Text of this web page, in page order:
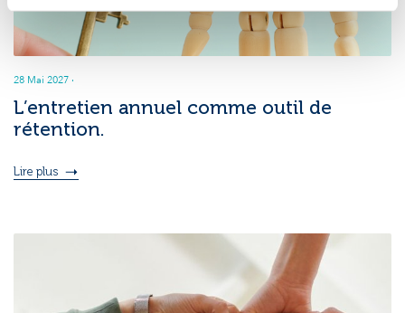
28 Mai 2027 ·
L’entretien annuel comme outil de
rétention.
Lire plus